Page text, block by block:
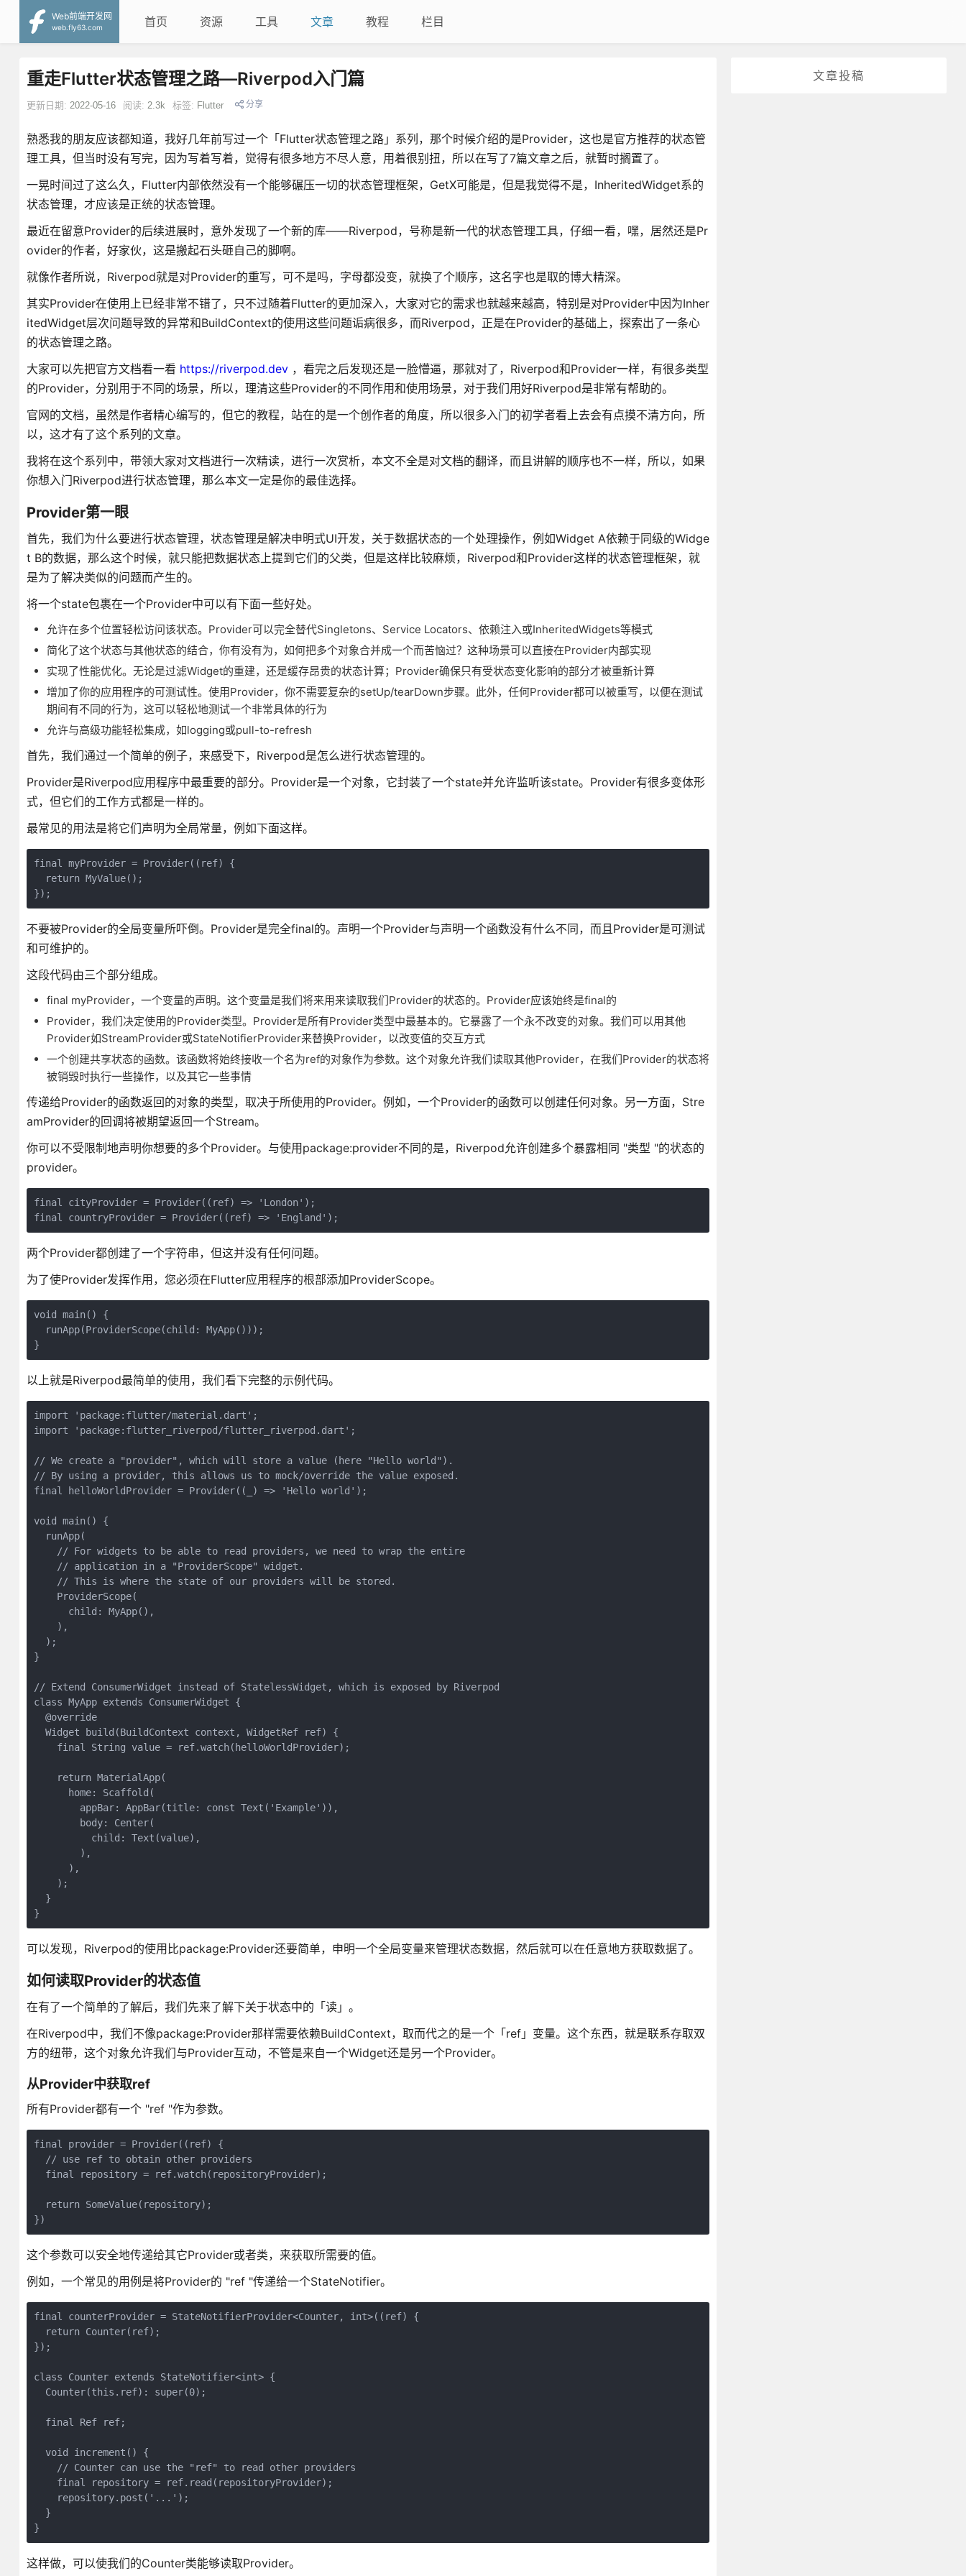
Web前端开发网
web.fly63.com
首页 资源 工具 文章 教程 栏目
文章投稿
重走Flutter状态管理之路—Riverpod入门篇
更新日期: 2022-05-16 阅读: 2.3k 标签: Flutter 分享
熟悉我的朋友应该都知道，我好几年前写过一个「Flutter状态管理之路」系列，那个时候介绍的是Provider，这也是官方推荐的状态管
理工具，但当时没有写完，因为写着写着，觉得有很多地方不尽人意，用着很别扭，所以在写了7篇文章之后，就暂时搁置了。
一晃时间过了这么久，Flutter内部依然没有一个能够碾压一切的状态管理框架，GetX可能是，但是我觉得不是，InheritedWidget系的
状态管理，才应该是正统的状态管理。
最近在留意Provider的后续进展时，意外发现了一个新的库——Riverpod，号称是新一代的状态管理工具，仔细一看，嘿，居然还是Pr
ovider的作者，好家伙，这是搬起石头砸自己的脚啊。
就像作者所说，Riverpod就是对Provider的重写，可不是吗，字母都没变，就换了个顺序，这名字也是取的博大精深。
其实Provider在使用上已经非常不错了，只不过随着Flutter的更加深入，大家对它的需求也就越来越高，特别是对Provider中因为Inher
itedWidget层次问题导致的异常和BuildContext的使用这些问题诟病很多，而Riverpod，正是在Provider的基础上，探索出了一条心
的状态管理之路。
大家可以先把官方文档看一看 https://riverpod.dev，看完之后发现还是一脸懵逼，那就对了，Riverpod和Provider一样，有很多类型
的Provider，分别用于不同的场景，所以，理清这些Provider的不同作用和使用场景，对于我们用好Riverpod是非常有帮助的。
官网的文档，虽然是作者精心编写的，但它的教程，站在的是一个创作者的角度，所以很多入门的初学者看上去会有点摸不清方向，所
以，这才有了这个系列的文章。
我将在这个系列中，带领大家对文档进行一次精读，进行一次赏析，本文不全是对文档的翻译，而且讲解的顺序也不一样，所以，如果
你想入门Riverpod进行状态管理，那么本文一定是你的最佳选择。
Provider第一眼
首先，我们为什么要进行状态管理，状态管理是解决申明式UI开发，关于数据状态的一个处理操作，例如Widget A依赖于同级的Widge
t B的数据，那么这个时候，就只能把数据状态上提到它们的父类，但是这样比较麻烦，Riverpod和Provider这样的状态管理框架，就
是为了解决类似的问题而产生的。
将一个state包裹在一个Provider中可以有下面一些好处。
允许在多个位置轻松访问该状态。Provider可以完全替代Singletons、Service Locators、依赖注入或InheritedWidgets等模式
简化了这个状态与其他状态的结合，你有没有为，如何把多个对象合并成一个而苦恼过？这种场景可以直接在Provider内部实现
实现了性能优化。无论是过滤Widget的重建，还是缓存昂贵的状态计算；Provider确保只有受状态变化影响的部分才被重新计算
增加了你的应用程序的可测试性。使用Provider，你不需要复杂的setUp/tearDown步骤。此外，任何Provider都可以被重写，以便在测试
期间有不同的行为，这可以轻松地测试一个非常具体的行为
允许与高级功能轻松集成，如logging或pull-to-refresh
首先，我们通过一个简单的例子，来感受下，Riverpod是怎么进行状态管理的。
Provider是Riverpod应用程序中最重要的部分。Provider是一个对象，它封装了一个state并允许监听该state。Provider有很多变体形
式，但它们的工作方式都是一样的。
最常见的用法是将它们声明为全局常量，例如下面这样。
final myProvider = Provider((ref) {
  return MyValue();
});
不要被Provider的全局变量所吓倒。Provider是完全final的。声明一个Provider与声明一个函数没有什么不同，而且Provider是可测试
和可维护的。
这段代码由三个部分组成。
final myProvider，一个变量的声明。这个变量是我们将来用来读取我们Provider的状态的。Provider应该始终是final的
Provider，我们决定使用的Provider类型。Provider是所有Provider类型中最基本的。它暴露了一个永不改变的对象。我们可以用其他
Provider如StreamProvider或StateNotifierProvider来替换Provider，以改变值的交互方式
一个创建共享状态的函数。该函数将始终接收一个名为ref的对象作为参数。这个对象允许我们读取其他Provider，在我们Provider的状态将
被销毁时执行一些操作，以及其它一些事情
传递给Provider的函数返回的对象的类型，取决于所使用的Provider。例如，一个Provider的函数可以创建任何对象。另一方面，Stre
amProvider的回调将被期望返回一个Stream。
你可以不受限制地声明你想要的多个Provider。与使用package:provider不同的是，Riverpod允许创建多个暴露相同 "类型 "的状态的
provider。
final cityProvider = Provider((ref) => 'London');
final countryProvider = Provider((ref) => 'England');
两个Provider都创建了一个字符串，但这并没有任何问题。
为了使Provider发挥作用，您必须在Flutter应用程序的根部添加ProviderScope。
void main() {
  runApp(ProviderScope(child: MyApp()));
}
以上就是Riverpod最简单的使用，我们看下完整的示例代码。
import 'package:flutter/material.dart';
import 'package:flutter_riverpod/flutter_riverpod.dart';
// We create a "provider", which will store a value (here "Hello world").
// By using a provider, this allows us to mock/override the value exposed.
final helloWorldProvider = Provider((_) => 'Hello world');
void main() {
  runApp(
    // For widgets to be able to read providers, we need to wrap the entire
    // application in a "ProviderScope" widget.
    // This is where the state of our providers will be stored.
    ProviderScope(
      child: MyApp(),
    ),
  );
}
// Extend ConsumerWidget instead of StatelessWidget, which is exposed by Riverpod
class MyApp extends ConsumerWidget {
  @override
  Widget build(BuildContext context, WidgetRef ref) {
    final String value = ref.watch(helloWorldProvider);
    return MaterialApp(
      home: Scaffold(
        appBar: AppBar(title: const Text('Example')),
        body: Center(
          child: Text(value),
        ),
      ),
    );
  }
}
可以发现，Riverpod的使用比package:Provider还要简单，申明一个全局变量来管理状态数据，然后就可以在任意地方获取数据了。
如何读取Provider的状态值
在有了一个简单的了解后，我们先来了解下关于状态中的「读」。
在Riverpod中，我们不像package:Provider那样需要依赖BuildContext，取而代之的是一个「ref」变量。这个东西，就是联系存取双
方的纽带，这个对象允许我们与Provider互动，不管是来自一个Widget还是另一个Provider。
从Provider中获取ref
所有Provider都有一个 "ref "作为参数。
final provider = Provider((ref) {
  // use ref to obtain other providers
  final repository = ref.watch(repositoryProvider);
  return SomeValue(repository);
})
这个参数可以安全地传递给其它Provider或者类，来获取所需要的值。
例如，一个常见的用例是将Provider的 "ref "传递给一个StateNotifier。
final counterProvider = StateNotifierProvider<Counter, int>((ref) {
  return Counter(ref);
});
class Counter extends StateNotifier<int> {
  Counter(this.ref): super(0);
  final Ref ref;
  void increment() {
    // Counter can use the "ref" to read other providers
    final repository = ref.read(repositoryProvider);
    repository.post('...');
  }
}
这样做，可以使我们的Counter类能够读取Provider。